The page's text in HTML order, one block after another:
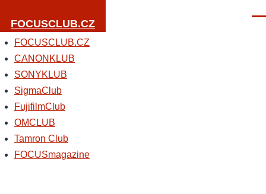
FOCUSCLUB.CZ
FOCUSCLUB.CZ
CANONKLUB
SONYKLUB
SigmaClub
FujifilmClub
OMCLUB
Tamron Club
FOCUSmagazine